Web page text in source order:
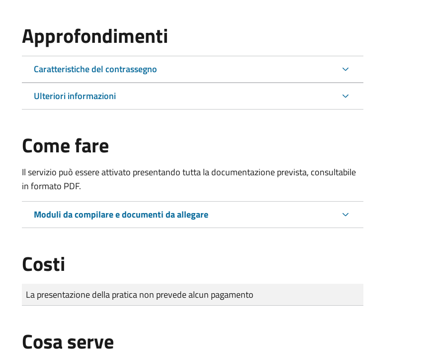
Approfondimenti
Caratteristiche del contrassegno
Ulteriori informazioni
Come fare
Il servizio può essere attivato presentando tutta la documentazione prevista, consultabile
in formato PDF.
Moduli da compilare e documenti da allegare
Costi
Tipo di pagamento
Importo
La presentazione della pratica non prevede alcun pagamento
Cosa serve